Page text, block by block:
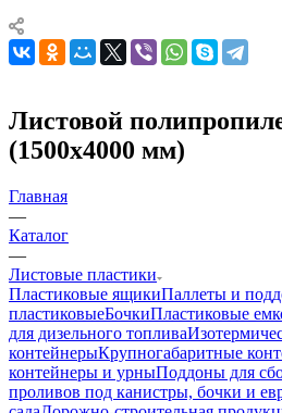
Листовой
(1500х4000 мм)
Главная
—
Каталог
—
Листовые пластики
Пластиковые ящикиПаллеты и
пластиковыеБочкиПластиковые
для дизельного топлива
контейнерыКрупногабаритные
контейнеры и урныПоддоны для
проливов под канистры, бочки и